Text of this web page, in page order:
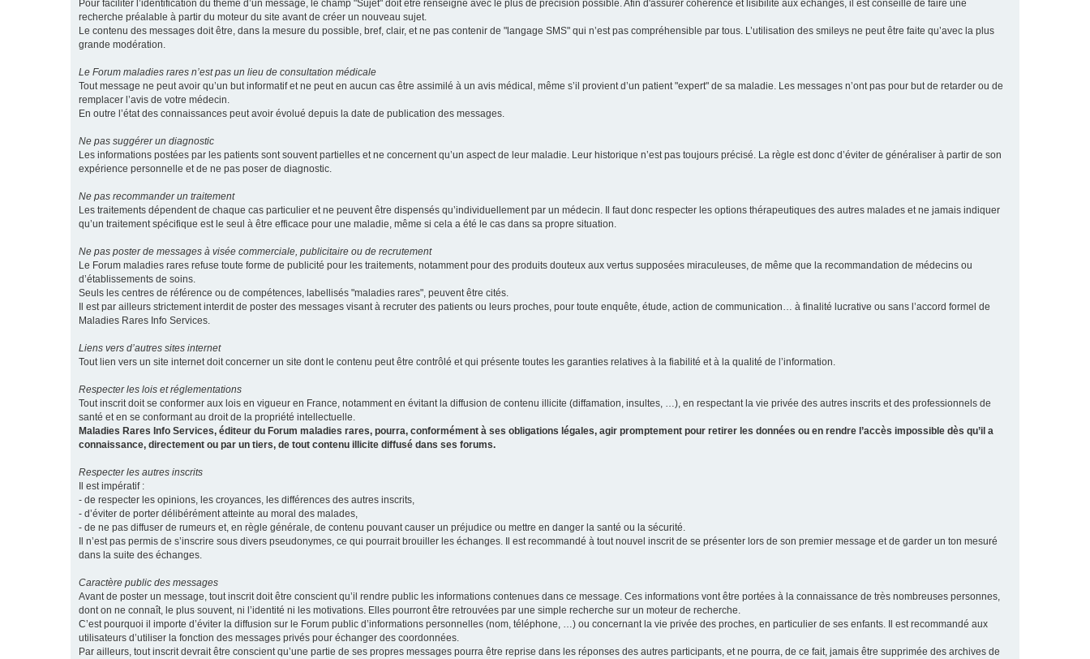
Pour faciliter l’identification du thème d’un message, le champ "Sujet" doit être renseigné avec le plus de précision possible. Afin d'assurer cohérence et lisibilité aux échanges, il est conseillé de faire une
recherche préalable à partir du moteur du site avant de créer un nouveau sujet.
Le contenu des messages doit être, dans la mesure du possible, bref, clair, et ne pas contenir de "langage SMS" qui n’est pas compréhensible par tous. L’utilisation des smileys ne peut être faite qu’avec la plus
grande modération.
Le Forum maladies rares n’est pas un lieu de consultation médicale
Tout message ne peut avoir qu’un but informatif et ne peut en aucun cas être assimilé à un avis médical, même s’il provient d’un patient "expert" de sa maladie. Les messages n’ont pas pour but de retarder ou de
remplacer l’avis de votre médecin.
En outre l’état des connaissances peut avoir évolué depuis la date de publication des messages.
Ne pas suggérer un diagnostic
Les informations postées par les patients sont souvent partielles et ne concernent qu’un aspect de leur maladie. Leur historique n’est pas toujours précisé. La règle est donc d’éviter de généraliser à partir de son
expérience personnelle et de ne pas poser de diagnostic.
Ne pas recommander un traitement
Les traitements dépendent de chaque cas particulier et ne peuvent être dispensés qu’individuellement par un médecin. Il faut donc respecter les options thérapeutiques des autres malades et ne jamais indiquer
qu’un traitement spécifique est le seul à être efficace pour une maladie, même si cela a été le cas dans sa propre situation.
Ne pas poster de messages à visée commerciale, publicitaire ou de recrutement
Le Forum maladies rares refuse toute forme de publicité pour les traitements, notamment pour des produits douteux aux vertus supposées miraculeuses, de même que la recommandation de médecins ou
d’établissements de soins.
Seuls les centres de référence ou de compétences, labellisés "maladies rares", peuvent être cités.
Il est par ailleurs strictement interdit de poster des messages visant à recruter des patients ou leurs proches, pour toute enquête, étude, action de communication… à finalité lucrative ou sans l’accord formel de
Maladies Rares Info Services.
Liens vers d’autres sites internet
Tout lien vers un site internet doit concerner un site dont le contenu peut être contrôlé et qui présente toutes les garanties relatives à la fiabilité et à la qualité de l’information.
Respecter les lois et réglementations
Tout inscrit doit se conformer aux lois en vigueur en France, notamment en évitant la diffusion de contenu illicite (diffamation, insultes, …), en respectant la vie privée des autres inscrits et des professionnels de
santé et en se conformant au droit de la propriété intellectuelle.
Maladies Rares Info Services, éditeur du Forum maladies rares, pourra, conformément à ses obligations légales, agir promptement pour retirer les données ou en rendre l’accès impossible dès qu’il a
connaissance, directement ou par un tiers, de tout contenu illicite diffusé dans ses forums.
Respecter les autres inscrits
Il est impératif :
- de respecter les opinions, les croyances, les différences des autres inscrits,
- d’éviter de porter délibérément atteinte au moral des malades,
- de ne pas diffuser de rumeurs et, en règle générale, de contenu pouvant causer un préjudice ou mettre en danger la santé ou la sécurité.
Il n’est pas permis de s’inscrire sous divers pseudonymes, ce qui pourrait brouiller les échanges. Il est recommandé à tout nouvel inscrit de se présenter lors de son premier message et de garder un ton mesuré
dans la suite des échanges.
Caractère public des messages
Avant de poster un message, tout inscrit doit être conscient qu’il rendre public les informations contenues dans ce message. Ces informations vont être portées à la connaissance de très nombreuses personnes,
dont on ne connaît, le plus souvent, ni l’identité ni les motivations. Elles pourront être retrouvées par une simple recherche sur un moteur de recherche.
C’est pourquoi il importe d’éviter la diffusion sur le Forum public d’informations personnelles (nom, téléphone, …) ou concernant la vie privée des proches, en particulier de ses enfants. Il est recommandé aux
utilisateurs d’utiliser la fonction des messages privés pour échanger des coordonnées.
Par ailleurs, tout inscrit devrait être conscient qu’une partie de ses propres messages pourra être reprise dans les réponses des autres participants, et ne pourra, de ce fait, jamais être supprimée des archives de